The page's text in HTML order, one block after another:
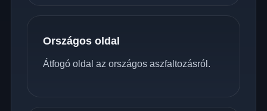
Országos oldal
Átfogó oldal az országos aszfaltozásról.